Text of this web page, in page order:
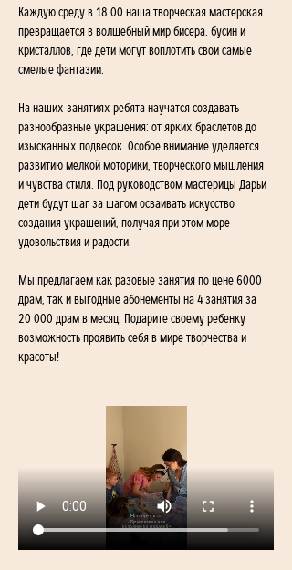
Каждую среду в 18.00 наша творческая мастерская
превращается в волшебный мир бисера, бусин и
кристаллов, где дети могут воплотить свои самые
смелые фантазии.
На наших занятиях ребята научатся создавать
разнообразные украшения: от ярких браслетов до
изысканных подвесок. Особое внимание уделяется
развитию мелкой моторики, творческого мышления
и чувства стиля. Под руководством мастерицы Дарьи
дети будут шаг за шагом осваивать искусство
создания украшений, получая при этом море
удовольствия и радости.
Мы предлагаем как разовые занятия по цене 6000
драм, так и выгодные абонементы на 4 занятия за
20 000 драм в месяц. Подарите своему ребенку
возможность проявить себя в мире творчества и
красоты!